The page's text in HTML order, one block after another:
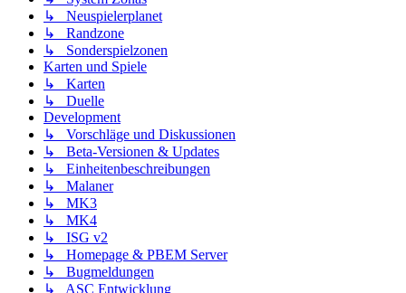
↳ Neuspielerplanet
↳ Randzone
↳ Sonderspielzonen
Karten und Spiele
↳ Karten
↳ Duelle
Development
↳ Vorschläge und Diskussionen
↳ Beta-Versionen & Updates
↳ Einheitenbeschreibungen
↳ Malaner
↳ MK3
↳ MK4
↳ ISG v2
↳ Homepage & PBEM Server
↳ Bugmeldungen
↳ ASC Entwicklung